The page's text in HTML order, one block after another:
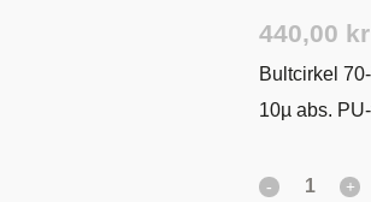
440,00 kr
Bultcirkel
10µ abs.